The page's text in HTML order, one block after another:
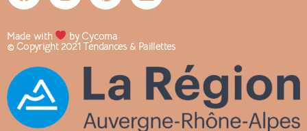
Made with by Cycoma
© Copyright 2021 Tendances & Paillettes